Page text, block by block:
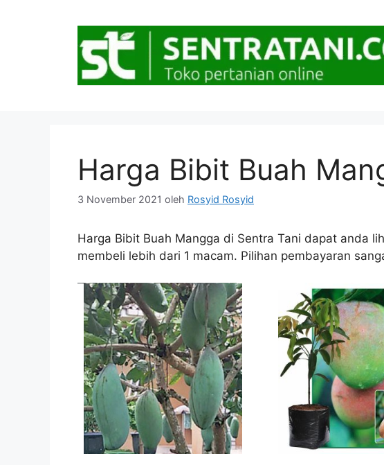
Harga Bibit Buah
3 November 2021 oleh Rosyid Rosyid
Harga Bibit Buah Mangga di Sentra Tani dapat anda
membeli lebih dari 1 macam. Pilihan pembayaran